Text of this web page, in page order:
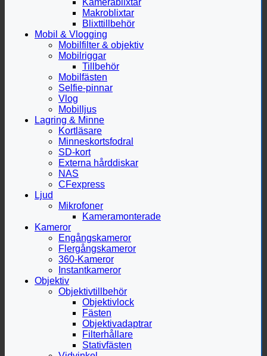
Makroblixtar
Blixttillbehör
Mobil & Vlogging
Mobilfilter & objektiv
Mobilriggar
Tillbehör
Mobilfästen
Selfie-pinnar
Vlog
Mobilljus
Lagring & Minne
Kortläsare
Minneskortsfodral
SD-kort
Externa hårddiskar
NAS
CFexpress
Ljud
Mikrofoner
Kameramonterade
Kameror
Engångskameror
Flergångskameror
360-Kameror
Instantkameror
Objektiv
Objektivtillbehör
Objektivlock
Fästen
Objektivadaptrar
Filterhållare
Stativfästen